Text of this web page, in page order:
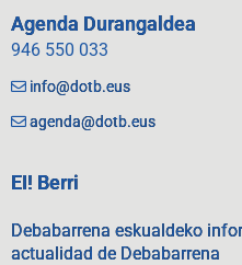
Agenda Durangaldea
946 550 033
info@dotb.eus
agenda@dotb.eus
EI! Berri
Debabarrena eskualdeko
actualidad de Debabarrena